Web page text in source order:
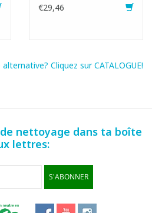
€29,46
Cliquez sur CATALOGUE!
nettoyage dans ta boîte
lettres:
S'ABONNER